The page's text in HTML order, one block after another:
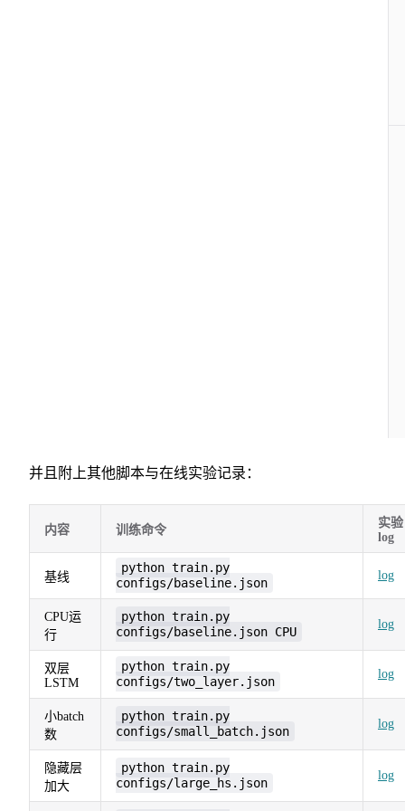
并且附上其他脚本与在线实验记录：
内容 训练命令
实验
log
基线
python train.py
configs/baseline.json
log
CPU运
行
python train.py
configs/baseline.json CPU
log
双层
LSTM
python train.py
configs/two_layer.json
log
小batch
数
python train.py
configs/small_batch.json
log
隐藏层
加大
python train.py
configs/large_hs.json
log